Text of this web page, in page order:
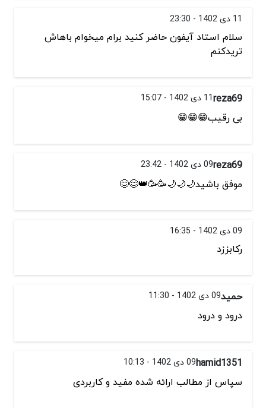
11 دی 1402 - 23:30
سلام استاد آیفون حاضر کنید برام میخوام باهاش
تریدکنم
reza6911 دی 1402 - 15:07
بی رقیب😁😁😁
reza6909 دی 1402 - 23:42
موفق باشید🌙🌙🌙🥳🥳👑😊😊
09 دی 1402 - 16:35
رکابززد
حمید09 دی 1402 - 11:30
درود و درود
hamid135109 دی 1402 - 10:13
سپاس از مطالب ارائه شده مفید و کاربردی